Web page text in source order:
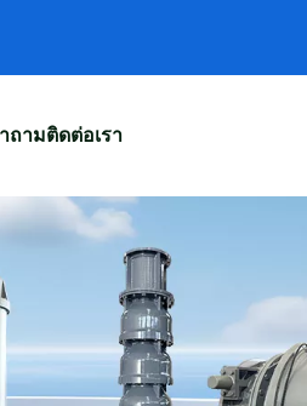
ถามติดต่อเรา